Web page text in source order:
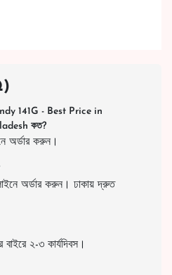
141G - Best Price in
কত?
অর্ডার করুন।
অর্ডার করুন। ঢাকায় দ্রুত
২-৩ কার্যদিবস।